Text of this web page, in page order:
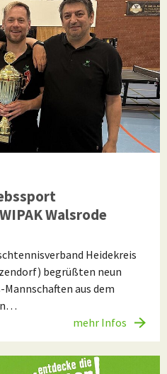
Walsrode
Heidekreis
begrüßten neun
aus dem
mehr Infos